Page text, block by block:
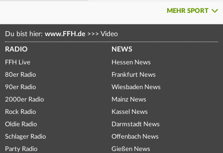
MEHR SPORT
Du bist hier: www.FFH.de >>> Video
RADIO
FFH Live
80er Radio
90er Radio
2000er Radio
Rock Radio
Oldie Radio
Schlager Radio
Party Radio
NEWS
Hessen News
Frankfurt News
Wiesbaden News
Mainz News
Kassel News
Darmstadt News
Offenbach News
Gießen News